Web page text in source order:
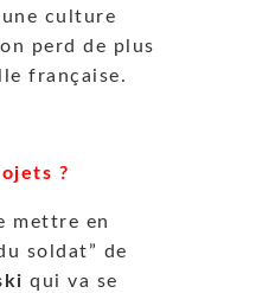
culture
perd de plus
française.
?
mettre en
soldat” de
qui va se